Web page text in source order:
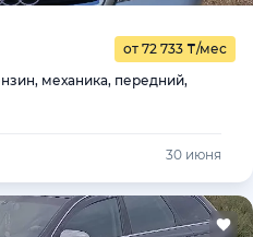
от 72 733 ₸/мес
механика, передний,
30 июня